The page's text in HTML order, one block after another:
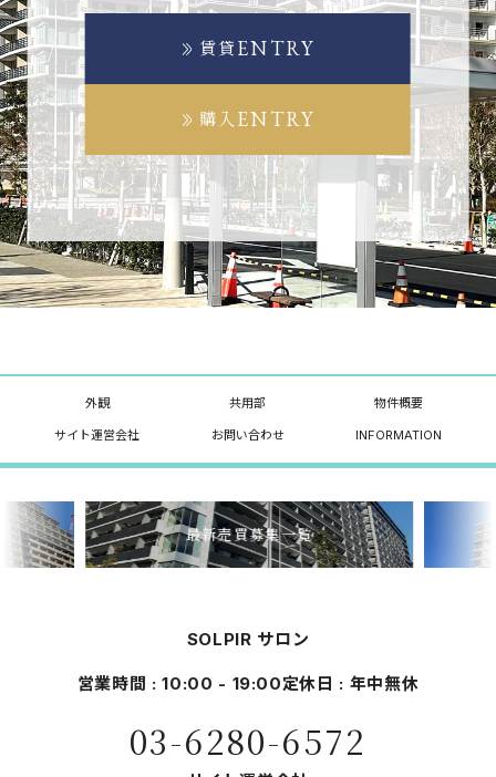
賃貸 ENTRY
購入 ENTRY
外観 共用部 物件概要
サイト運営会社 お問い合わせ INFORMATION
最新売買募集一覧
SOLPIR サロン
営業時間 : 10:00 - 19:00定休日 : 年中無休
03-6280-6572